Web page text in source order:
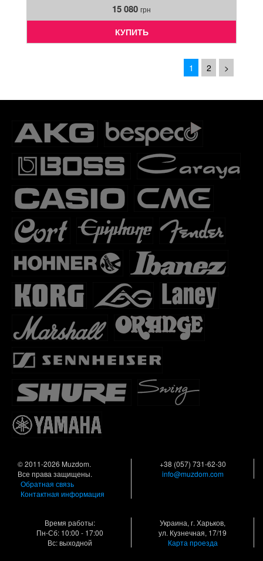
15 080 грн
КУПИТЬ
1 2 >
© 2011-2026 Muzdom.
Все права защищены.
Обратная связь
Контактная информация
+38 (057) 731-62-30
info@muzdom.com
Время работы:
Пн-Сб: 10:00 - 17:00
Вс: выходной
Украина, г. Харьков,
ул. Кузнечная, 17/19
Карта проезда